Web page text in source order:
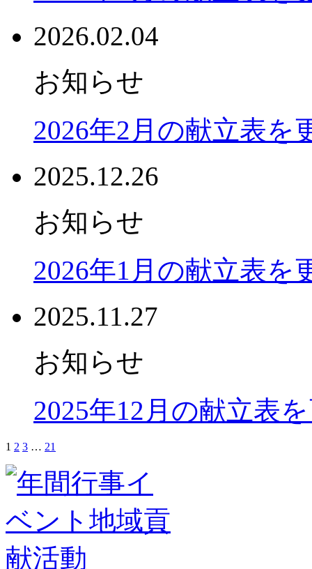
2026.02.04
お知らせ
2026年2月の献立表を
2025.12.26
お知らせ
2026年1月の献立表を
2025.11.27
お知らせ
2025年12月の献立表
1 2 3 … 21